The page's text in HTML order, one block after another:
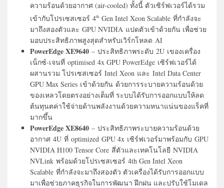
ความร้อนด้วยอากาศ (air-cooled) ทั้งนี้ ตัวเซิร์ฟเวอร์ได้รวม
เข้ากับโปรเซสเซอร์ 4th Gen Intel Xeon Scalable ที่กำลังจะ
มาถึงสองตัวและ GPU NVIDIA แปดตัวเข้าด้วยกัน เพื่อช่วย
มอบประสิทธิภาพสูงสุดสำหรับเวิร์กโหลด AI
PowerEdge XE9640 – ประสิทธิภาพระดับ 2U เของเครื่อง
เน็กซ์-เจนที่ optimised 4x GPU PowerEdge เซิร์ฟเวอร์ได้
ผสานรวม โปรเซสเซอร์ Intel Xeon และ Intel Data Center
GPU Max Series เข้าด้วยกัน ด้วยการระบายความร้อนด้วย
ของเหลวโดยตรงอย่างเต็มที่ ระบบได้รับการออกแบบให้ลด
ต้นทุนตค่าใช้จ่ายด้านพลังงานด้วยความหนาแน่นของแร็คที่
มากขึ้น
PowerEdge XE8640 – ประสิทธิภาพระบายความร้อนด้วย
อากาศ 4U ที่ optimized GPU 4x เซิร์ฟเวอร์มาพร้อมกับ GPU
NVIDIA H100 Tensor Core สี่ตัวและเทคโนโลยี NVIDIA
NVLink พร้อมด้วยโปรเซสเซอร์ 4th Gen Intel Xeon
Scalable ที่กำลังจะมาถึงสองตัว ตัวเครื่องได้รับการออกแบบ
มาเพื่อช่วยภาคธุรกิจในการพัฒนา ฝึกฝน และปรับใช้โมเดล